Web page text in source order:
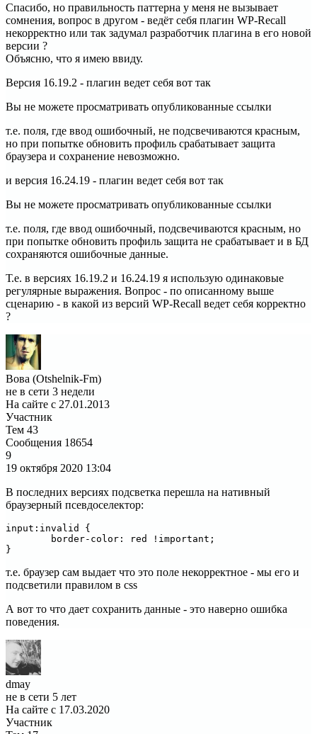
Спасибо, но правильность паттерна у меня не вызывает
сомнения, вопрос в другом - ведёт себя плагин WP-Recall
некорректно или так задумал разработчик плагина в его новой
версии ?
Объясню, что я имею ввиду.
Версия 16.19.2 - плагин ведет себя вот так
Вы не можете просматривать опубликованные ссылки
т.е. поля, где ввод ошибочный, не подсвечиваются красным,
но при попытке обновить профиль срабатывает защита
браузера и сохранение невозможно.
и версия 16.24.19 - плагин ведет себя вот так
Вы не можете просматривать опубликованные ссылки
т.е. поля, где ввод ошибочный, подсвечиваются красным, но
при попытке обновить профиль защита не срабатывает и в БД
сохраняются ошибочные данные.
Т.е. в версиях 16.19.2 и 16.24.19 я использую одинаковые
регулярные выражения. Вопрос - по описанному выше
сценарию - в какой из версий WP-Recall ведет себя корректно
?
Вова (Otshelnik-Fm)
не в сети 3 недели
На сайте с 27.01.2013
Участник
Тем 43
Сообщения 18654
9
19 октября 2020 13:04
В последних версиях подсветка перешла на нативный
браузерный псевдоселектор:
input:invalid {
}
т.е. браузер сам выдает что это поле некорректное - мы его и
подсветили правилом в css
А вот то что дает сохранить данные - это наверно ошибка
поведения.
dmay
не в сети 5 лет
На сайте с 17.03.2020
Участник